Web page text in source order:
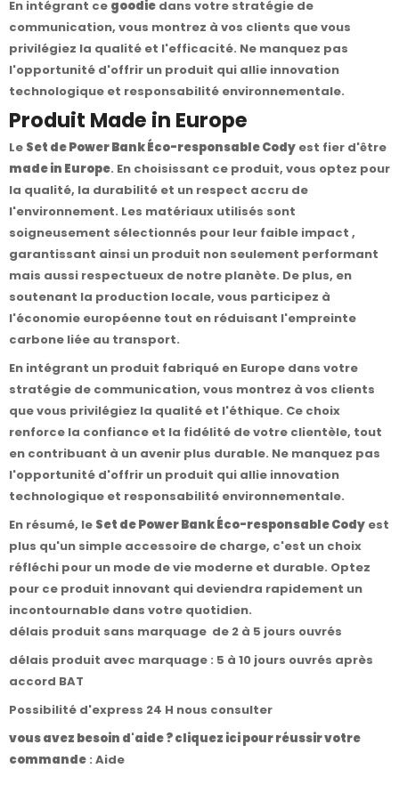
En intégrant ce goodie dans votre stratégie de
communication, vous montrez à vos clients que vous
privilégiez la qualité et l'efficacité. Ne manquez pas
l'opportunité d'offrir un produit qui allie innovation
technologique et responsabilité environnementale.
Produit Made in Europe
Le Set de Power Bank Éco-responsable Cody est fier d'être
made in Europe. En choisissant ce produit, vous optez pour
la qualité, la durabilité et un respect accru de
l'environnement. Les matériaux utilisés sont
soigneusement sélectionnés pour leur faible impact ,
garantissant ainsi un produit non seulement performant
mais aussi respectueux de notre planète. De plus, en
soutenant la production locale, vous participez à
l'économie européenne tout en réduisant l'empreinte
carbone liée au transport.
En intégrant un produit fabriqué en Europe dans votre
stratégie de communication, vous montrez à vos clients
que vous privilégiez la qualité et l'éthique. Ce choix
renforce la confiance et la fidélité de votre clientèle, tout
en contribuant à un avenir plus durable. Ne manquez pas
l'opportunité d'offrir un produit qui allie innovation
technologique et responsabilité environnementale.
En résumé, le Set de Power Bank Éco-responsable Cody est
plus qu'un simple accessoire de charge, c'est un choix
réfléchi pour un mode de vie moderne et durable. Optez
pour ce produit innovant qui deviendra rapidement un
incontournable dans votre quotidien.
délais produit sans marquage de 2 à 5 jours ouvrés
délais produit avec marquage : 5 à 10 jours ouvrés après
accord BAT
Possibilité d'express 24 H nous consulter
vous avez besoin d'aide ? cliquez ici pour réussir votre
commande : Aide